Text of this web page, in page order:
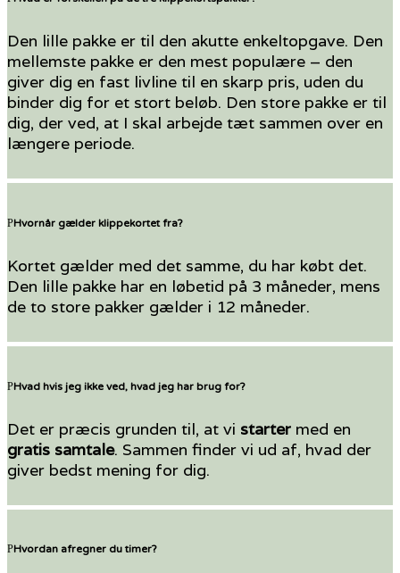
Den lille pakke er til den akutte enkeltopgave. Den
mellemste pakke er den mest populære – den
giver dig en fast livline til en skarp pris, uden du
binder dig for et stort beløb. Den store pakke er til
dig, der ved, at I skal arbejde tæt sammen over en
længere periode.
Hvornår gælder klippekortet fra?
Kortet gælder med det samme, du har købt det.
Den lille pakke har en løbetid på 3 måneder, mens
de to store pakker gælder i 12 måneder.
Hvad hvis jeg ikke ved, hvad jeg har brug for?
Det er præcis grunden til, at vi starter med en
gratis samtale. Sammen finder vi ud af, hvad der
giver bedst mening for dig.
Hvordan afregner du timer?